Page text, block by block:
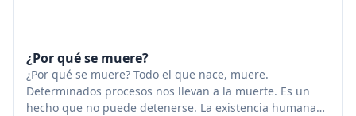
¿Por qué se muere?
¿Por qué se muere? Todo el que nace, muere.
Determinados procesos nos llevan a la muerte. Es un
hecho que no puede detenerse. La existencia humana